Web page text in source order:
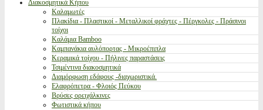
Διακοσμητικά Κήπου
Καλαμωτές
Πλακίδια - Πλαστικοί - Μεταλλικοί φράχτες - Πέργκολες - Πράσινοι
τοίχοι
Καλάμια Bamboo
Καμπανάκια αυλόπορτας - Μικροέπιπλα
Κεραμικά τοίχου - Πήλινες παραστάσεις
Τσιμέντινα διακοσμητικά
Διαμόρφωση εδάφους -διαχωριστικά.
Ελαφρόπετρα - Φλοιός Πεύκου
Βρύσες ορειχάλκινες
Φωτιστικά κήπου